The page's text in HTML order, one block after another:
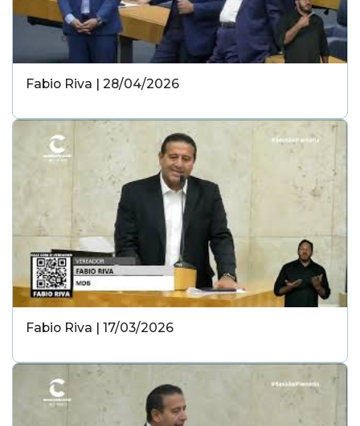
Fabio Riva | 28/04/2026
Fabio Riva | 17/03/2026